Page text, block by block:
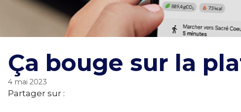
Ça bouge sur la
4 mai 2023
Partager sur :